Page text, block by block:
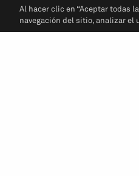
Al hacer clic en “Aceptar todas
navegación del sitio, analizar el